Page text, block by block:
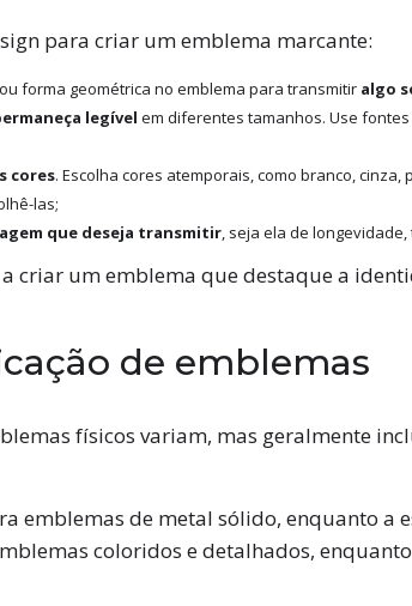
para criar um emblema marcante:
forma geométrica no emblema para transmitiralgo
legível em diferentes tamanhos. Use
cores. Escolha cores atemporais, como branco,
las;
que deseja transmitir, seja ela de
criar um emblema que destaque a
de emblemas
físicos variam, mas geralmente
emblemas de metal sólido, enquanto a
coloridos e detalhados,